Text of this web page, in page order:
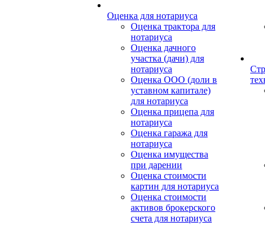
Оценка для нотариуса
Оценка трактора для
нотариуса
Оценка дачного
участка (дачи) для
нотариуса
Оценка ООО (доли в
уставном капитале)
для нотариуса
Оценка прицепа для
нотариуса
Оценка гаража для
нотариуса
Оценка имущества
при дарении
Оценка стоимости
картин для нотариуса
Оценка стоимости
активов брокерского
счета для нотариуса